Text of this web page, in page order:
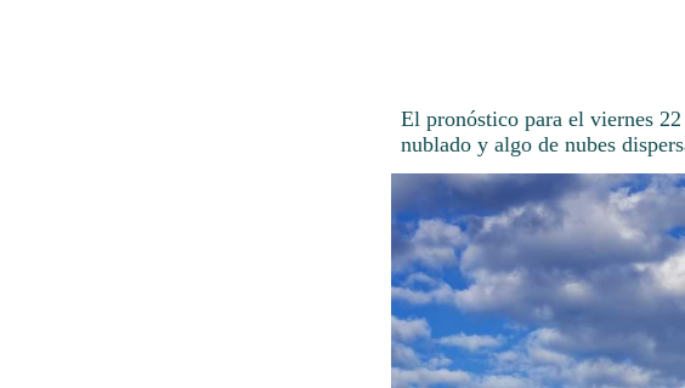
El pronóstico para el viernes
nublado y algo de nubes